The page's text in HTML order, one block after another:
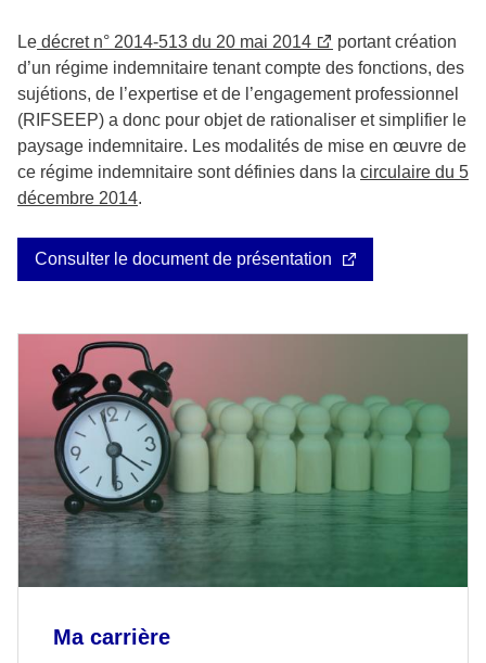
Le décret n° 2014-513 du 20 mai 2014
portant création
d’un régime indemnitaire tenant compte des fonctions, des
sujétions, de l’expertise et de l’engagement professionnel
(RIFSEEP) a donc pour objet de rationaliser et simplifier le
paysage indemnitaire. Les modalités de mise en œuvre de
ce régime indemnitaire sont définies dans la circulaire du 5
décembre 2014.
Consulter le document de présentation
Ma carrière